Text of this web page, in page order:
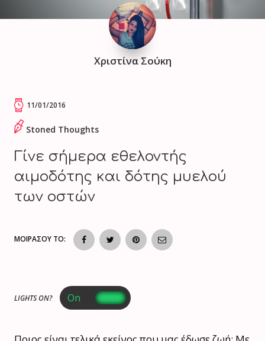
Χριστίνα Σούκη
11/01/2016
Stoned Thoughts
Γίνε σήμερα εθελοντής
αιμοδότης και δότης μυελού
των οστών
ΜΟΙΡΑΣΟΥ ΤΟ:
LIGHTS ON?